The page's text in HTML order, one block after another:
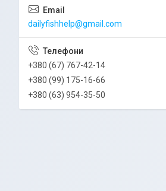
dailyfishhelp@gmail.com
+380 (67) 767-42-14
+380 (99) 175-16-66
+380 (63) 954-35-50